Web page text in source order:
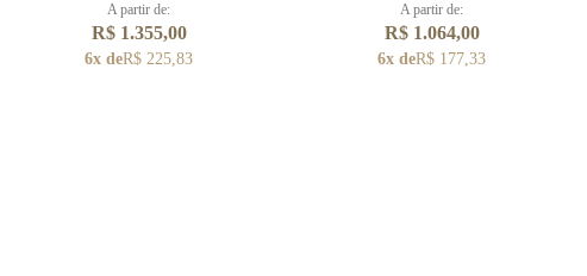
A partir de:
R$ 1.355,00
6x deR$ 225,83
A partir de:
R$ 1.064,00
6x deR$ 177,33